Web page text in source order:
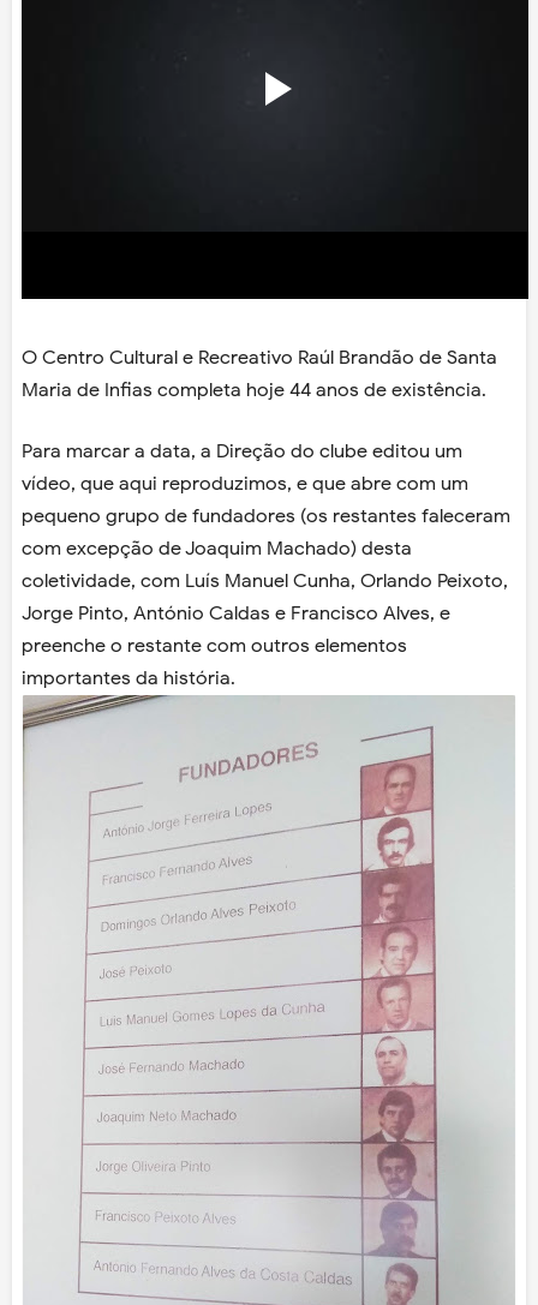
O Centro Cultural e Recreativo Raúl Brandão de Santa
Maria de Infias completa hoje 44 anos de existência.
Para marcar a data, a Direção do clube editou um
vídeo, que aqui reproduzimos, e que abre com um
pequeno grupo de fundadores (os restantes faleceram
com excepção de Joaquim Machado) desta
coletividade, com Luís Manuel Cunha, Orlando Peixoto,
Jorge Pinto, António Caldas e Francisco Alves, e
preenche o restante com outros elementos
importantes da história.